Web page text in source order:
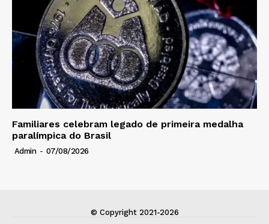
Familiares celebram legado de primeira medalha
paralímpica do Brasil
Admin - 07/08/2026
© Copyright 2021-2026